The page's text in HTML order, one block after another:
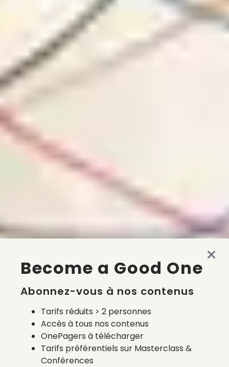
Become a Good One
Abonnez-vous à nos contenus
Tarifs réduits > 2 personnes
Accès à tous nos contenus
OnePagers à télécharger
Tarifs préférentiels sur Masterclass &
Conférences